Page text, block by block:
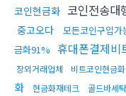
코인현금화 코인전송대
중고오다 모든코인구입가
금화91% 휴대폰결제비
장외거래업체 비트코인현금화
화
현금화재테크 골드바세